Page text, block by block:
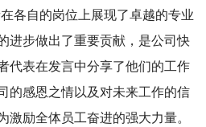
各自的岗位上展现了卓越的专业
进步做出了重要贡献，是公司快
代表在发言中分享了他们的工作
的感恩之情以及对未来工作的信
激励全体员工奋进的强大力量。